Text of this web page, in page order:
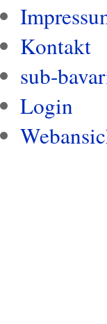
Kontakt
sub-
Login